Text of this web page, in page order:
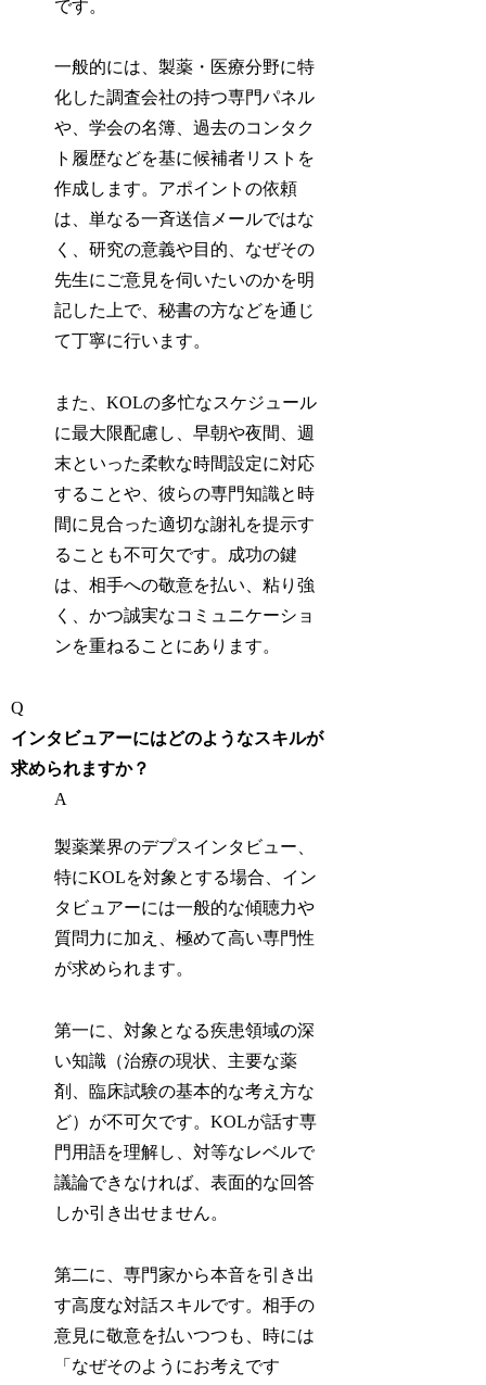
です。
一般的には、製薬・医療分野に特
化した調査会社の持つ専門パネル
や、学会の名簿、過去のコンタク
ト履歴などを基に候補者リストを
作成します。アポイントの依頼
は、単なる一斉送信メールではな
く、研究の意義や目的、なぜその
先生にご意見を伺いたいのかを明
記した上で、秘書の方などを通じ
て丁寧に行います。
また、KOLの多忙なスケジュール
に最大限配慮し、早朝や夜間、週
末といった柔軟な時間設定に対応
することや、彼らの専門知識と時
間に見合った適切な謝礼を提示す
ることも不可欠です。成功の鍵
は、相手への敬意を払い、粘り強
く、かつ誠実なコミュニケーショ
ンを重ねることにあります。
Q
インタビュアーにはどのようなスキルが
求められますか？
A
製薬業界のデプスインタビュー、
特にKOLを対象とする場合、イン
タビュアーには一般的な傾聴力や
質問力に加え、極めて高い専門性
が求められます。
第一に、対象となる疾患領域の深
い知識（治療の現状、主要な薬
剤、臨床試験の基本的な考え方な
ど）が不可欠です。KOLが話す専
門用語を理解し、対等なレベルで
議論できなければ、表面的な回答
しか引き出せません。
第二に、専門家から本音を引き出
す高度な対話スキルです。相手の
意見に敬意を払いつつも、時には
「なぜそのようにお考えです